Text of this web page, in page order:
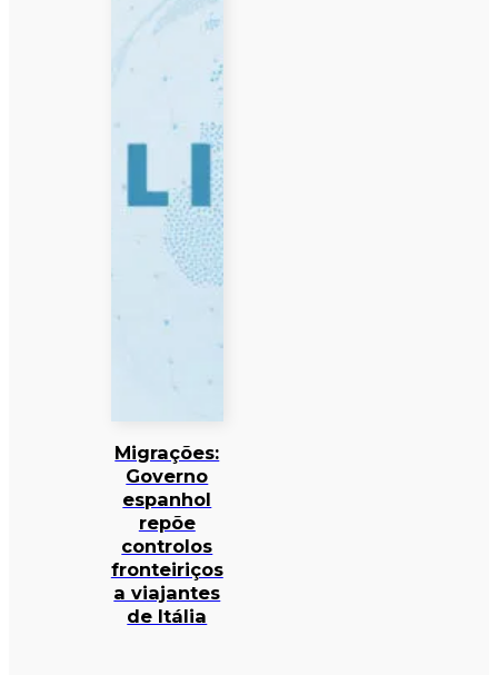
Migrações:
Governo
espanhol
repõe
controlos
fronteiriços
a viajantes
de Itália